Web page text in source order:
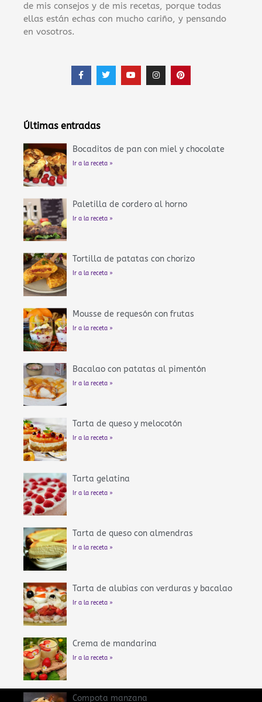
de mis consejos y de mis recetas, porque todas
ellas están echas con mucho cariño, y pensando
en vosotros.
F
a
c
k
T
w
i
Y
o
u
I
n
s
P
i
n
Últimas entradas
Bocaditos de pan con miel y chocolate
Ir a la receta »
Paletilla de cordero al horno
Ir a la receta »
Tortilla de patatas con chorizo
Ir a la receta »
Mousse de requesón con frutas
Ir a la receta »
Bacalao con patatas al pimentón
Ir a la receta »
Tarta de queso y melocotón
Ir a la receta »
Tarta gelatina
Ir a la receta »
Tarta de queso con almendras
Ir a la receta »
Tarta de alubias con verduras y bacalao
Ir a la receta »
Crema de mandarina
Ir a la receta »
Compota manzana